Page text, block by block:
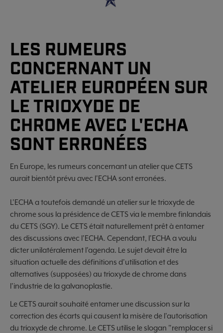
LES RUMEURS
CONCERNANT UN
ATELIER EUROPÉEN SUR
LE TRIOXYDE DE
CHROME AVEC L'ECHA
SONT ERRONÉES
En Europe, les rumeurs concernant un atelier que CETS
aurait bientôt prévu avec l'ECHA sont erronées.
L'ECHA a toutefois demandé un atelier sur le trioxyde de
chrome sous la présidence de CETS via le membre finlandais
du CETS (SGY). Le CETS était naturellement prêt à entamer
des discussions avec l'ECHA. Cependant, l'ECHA a voulu
dicter unilatéralement l'agenda. Le sujet devait être la
situation actuelle des définitions d'utilisation et des
alternatives (supposées) au trioxyde de chrome dans
l'industrie de la galvanoplastie.
Le CETS aurait souhaité entamer une discussion sur la
correction des écarts qui causent la misère de l'autorisation
du trioxyde de chrome. Le CETS utilise le slogan "remplacer si